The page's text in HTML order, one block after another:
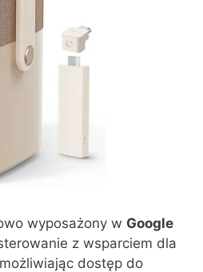
wyposażony w Google
z wsparciem dla
dostęp do